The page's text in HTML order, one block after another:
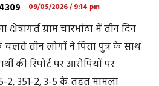
09/05/2026 / 9:14 pm
क्षेत्रांगर्त ग्राम चारभांठा में तीन दिन
तीन लोगों ने पिता पुत्र के साथ
की रिपोर्ट पर आरोपियों पर
2, 351-2, 3-5 के तहत मामला